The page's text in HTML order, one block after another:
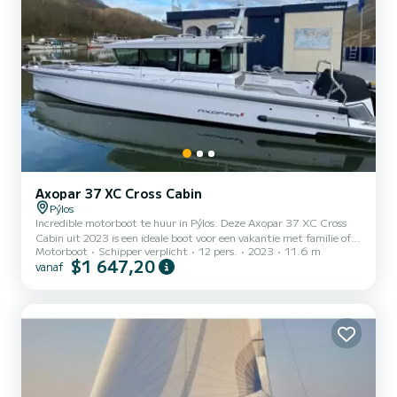
Axopar 37 XC Cross Cabin
Pýlos
Incredible motorboot te huur in Pýlos. Deze Axopar 37 XC Cross
Cabin uit 2023 is een ideale boot voor een vakantie met familie of
vrienden. Je bent verzekerd van een uitzonderlijke dag of week op
deze 12 meter lange boot. De capaciteit van deze boot is
Motorboot Schipper verplicht 12 pers. 2023 11.6 m
vanaf $1 647,20